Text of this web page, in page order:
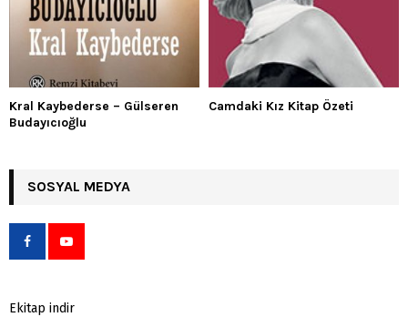
Kral Kaybederse – Gülseren
Budayıcıoğlu
Camdaki Kız Kitap Özeti
SOSYAL MEDYA
Ekitap indir